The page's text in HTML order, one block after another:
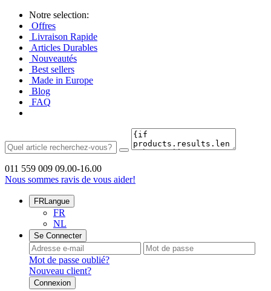
Notre selection:
Offres
Livraison Rapide
Articles Durables
Nouveautés
Best sellers
Made in Europe
Blog
FAQ
011 559 009 09.00-16.00
Nous sommes ravis de vous aider!
FRLangue
FR
NL
Se Connecter
Mot de passe oublié?
Nouveau client?
Connexion